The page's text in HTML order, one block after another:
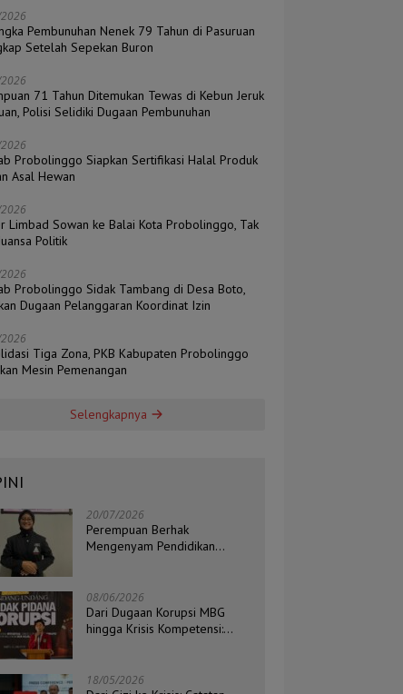
Pembunuhan Nenek 79 Tahun di Pasuruan
Setelah Sepekan Buron
71 Tahun Ditemukan Tewas di Kebun Jeruk
Polisi Selidiki Dugaan Pembunuhan
Probolinggo Siapkan Sertifikasi Halal Produk
Asal Hewan
Limbad Sowan ke Balai Kota Probolinggo, Tak
Politik
Probolinggo Sidak Tambang di Desa Boto,
Dugaan Pelanggaran Koordinat Izin
Tiga Zona, PKB Kabupaten Probolinggo
Mesin Pemenangan
Selengkapnya
20/07/2026
Perempuan Berhak
Mengenyam Pendidikan
08/06/2026
Dari Dugaan Korupsi MBG
hingga Krisis Kompetensi:
Politik, Hukum, dan HAM
18/05/2026